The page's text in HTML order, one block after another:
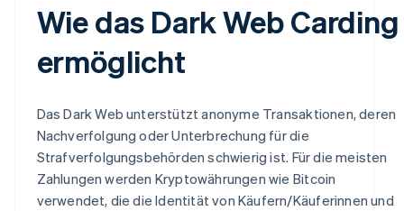
Wie das Dark Web Carding
ermöglicht
Das Dark Web unterstützt anonyme Transaktionen, deren
Nachverfolgung oder Unterbrechung für die
Strafverfolgungsbehörden schwierig ist. Für die meisten
Zahlungen werden Kryptowährungen wie Bitcoin
verwendet, die die Identität von Käufern/Käuferinnen und